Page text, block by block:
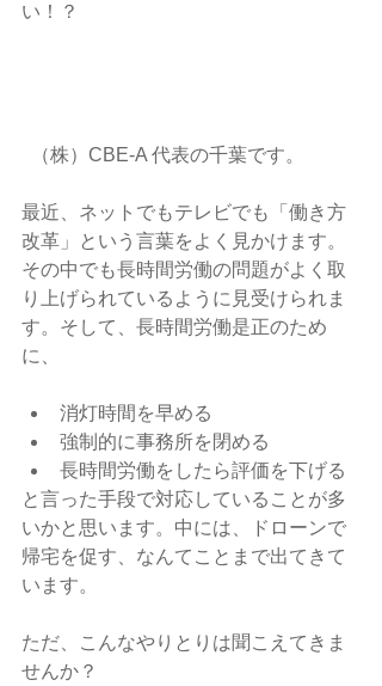
い！？
  （株）CBE-A 代表の千葉です。
最近、ネットでもテレビでも「働き方
改革」という言葉をよく見かけます。
その中でも長時間労働の問題がよく取
り上げられているように見受けられま
す。そして、長時間労働是正のため
に、
消灯時間を早める
強制的に事務所を閉める
長時間労働をしたら評価を下げる
と言った手段で対応していることが多
いかと思います。中には、ドローンで
帰宅を促す、なんてことまで出てきて
います。
ただ、こんなやりとりは聞こえてきま
せんか？